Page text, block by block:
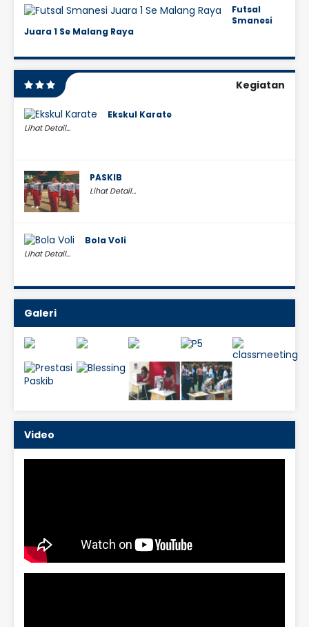
Futsal
Smanesi
Juara 1 Se Malang Raya
Kegiatan
Ekskul Karate
Lihat Detail...
PASKIB
Lihat Detail...
Bola Voli
Lihat Detail...
Galeri
Video